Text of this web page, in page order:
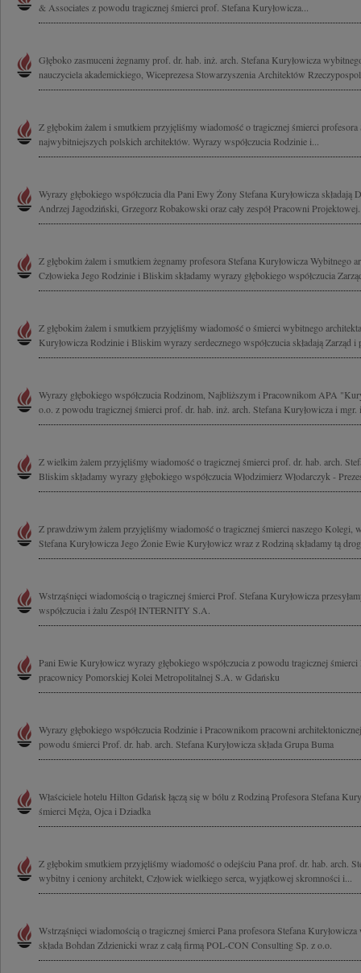
& Associates z powodu tragicznej śmierci prof. Stefana Kuryłowicza...
Głęboko zasmuceni żegnamy prof. dr. hab. inż. arch. Stefana Kuryłowicza
nauczyciela akademickiego, Wiceprezesa Stowarzyszenia Architektów
Z głębokim żalem i smutkiem przyjęliśmy wiadomość o tragicznej śmierci
najwybitniejszych polskich architektów. Wyrazy współczucia Rodzinie i...
Wyrazy głębokiego współczucia dla Pani Ewy Żony Stefana Kuryłowicza składają
Andrzej Jagodziński, Grzegorz Robakowski oraz cały zespół Pracowni
Z głębokim żalem i smutkiem żegnamy profesora Stefana Kuryłowicza Wybitnego
Człowieka Jego Rodzinie i Bliskim składamy wyrazy głębokiego współczucia
Z głębokim żalem i smutkiem przyjęliśmy wiadomość o śmierci wybitnego
Kuryłowicza Rodzinie i Bliskim wyrazy serdecznego współczucia składają Zarząd i
Wyrazy głębokiego współczucia Rodzinom, Najbliższym i Pracownikom APA
o.o. z powodu tragicznej śmierci prof. dr. hab. inż. arch. Stefana Kuryłowicza i mgr.
Z wielkim żalem przyjęliśmy wiadomość o tragicznej śmierci prof. dr. hab. arch.
Bliskim składamy wyrazy głębokiego współczucia Włodzimierz Włodarczyk -
Z prawdziwym żalem przyjęliśmy wiadomość o tragicznej śmierci naszego Kolegi,
Stefana Kuryłowicza Jego Żonie Ewie Kuryłowicz wraz z Rodziną składamy tą
Wstrząśnięci wiadomością o tragicznej śmierci Prof. Stefana Kuryłowicza
współczucia i żalu Zespół INTERNITY S.A.
Pani Ewie Kuryłowicz wyrazy głębokiego współczucia z powodu tragicznej śmierci
pracownicy Pomorskiej Kolei Metropolitalnej S.A. w Gdańsku
Wyrazy głębokiego współczucia Rodzinie i Pracownikom pracowni
powodu śmierci Prof. dr. hab. arch. Stefana Kuryłowicza składa Grupa Buma
Właściciele hotelu Hilton Gdańsk łączą się w bólu z Rodziną Profesora Stefana
śmierci Męża, Ojca i Dziadka
Z głębokim smutkiem przyjęliśmy wiadomość o odejściu Pana prof. dr. hab. arch.
wybitny i ceniony architekt, Człowiek wielkiego serca, wyjątkowej skromności i...
Wstrząśnięci wiadomością o tragicznej śmierci Pana profesora Stefana Kuryłowicza
składa Bohdan Zdzienicki wraz z całą firmą POL-CON Consulting Sp. z o.o.